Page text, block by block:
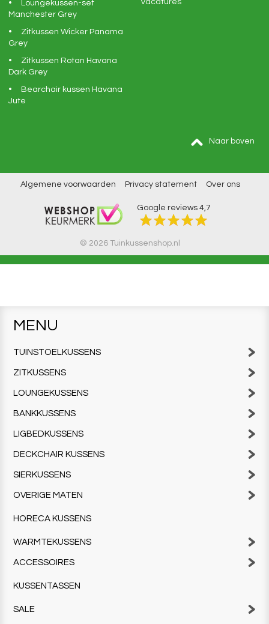
Loungekussen-set
Manchester Grey
Zitkussen Wicker Panama
Grey
Zitkussen Rotan Havana
Dark Grey
Bearchair kussen Havana
Jute
Vacatures
Naar boven
Algemene voorwaarden Privacy statement Over ons
Google reviews 4,7
© 2026 Tuinkussenshop.nl
MENU
TUINSTOELKUSSENS
ZITKUSSENS
LOUNGEKUSSENS
BANKKUSSENS
LIGBEDKUSSENS
DECKCHAIR KUSSENS
SIERKUSSENS
OVERIGE MATEN
HORECA KUSSENS
WARMTEKUSSENS
ACCESSOIRES
KUSSENTASSEN
SALE